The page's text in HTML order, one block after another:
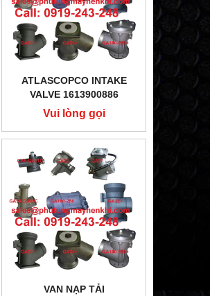
ATLASCOPCO INTAKE
VALVE 1613900886
Vui lòng gọi
VAN NẠP TẢI